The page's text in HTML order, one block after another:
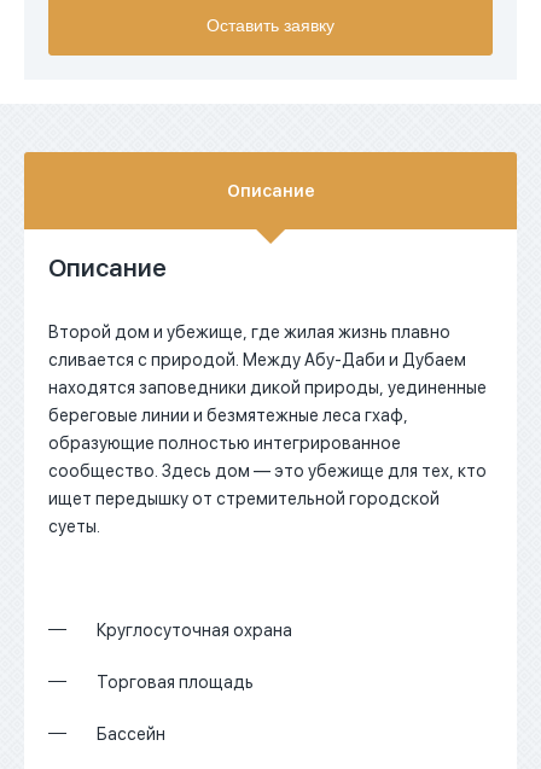
Оставить заявку
Описание
Описание
Второй дом и убежище, где жилая жизнь плавно
сливается с природой. Между Абу-Даби и Дубаем
находятся заповедники дикой природы, уединенные
береговые линии и безмятежные леса гхаф,
образующие полностью интегрированное
сообщество. Здесь дом — это убежище для тех, кто
ищет передышку от стремительной городской
суеты.
Круглосуточная охрана
Торговая площадь
Бассейн